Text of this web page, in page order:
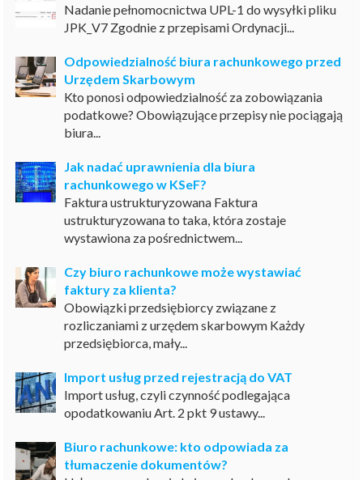
Nadanie pełnomocnictwa UPL-1 do wysyłki pliku
JPK_V7 Zgodnie z przepisami Ordynacji...
Odpowiedzialność biura rachunkowego przed
Urzędem Skarbowym
Kto ponosi odpowiedzialność za zobowiązania
podatkowe? Obowiązujące przepisy nie pociągają
biura...
Jak nadać uprawnienia dla biura
rachunkowego w KSeF?
Faktura ustrukturyzowana Faktura
ustrukturyzowana to taka, która zostaje
wystawiona za pośrednictwem...
Czy biuro rachunkowe może wystawiać
faktury za klienta?
Obowiązki przedsiębiorcy związane z
rozliczaniami z urzędem skarbowym Każdy
przedsiębiorca, mały...
Import usług przed rejestracją do VAT
Import usług, czyli czynność podlegająca
opodatkowaniu Art. 2 pkt 9 ustawy...
Biuro rachunkowe: kto odpowiada za
tłumaczenie dokumentów?